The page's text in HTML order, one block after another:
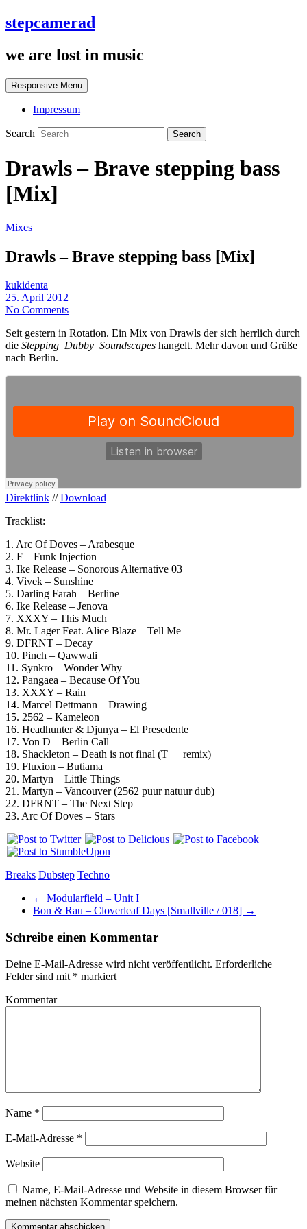
stepcamerad
we are lost in music
Responsive Menu
Impressum
Search
Drawls – Brave stepping bass
[Mix]
Mixes
Drawls – Brave stepping bass [Mix]
kukidenta
25. April 2012
No Comments
Seit gestern in Rotation. Ein Mix von Drawls der sich herrlich durch
die Stepping_Dubby_Soundscapes hangelt. Mehr davon und Grüße
nach Berlin.
Direktlink //Download
Tracklist:
1. Arc Of Doves – Arabesque
2. F – Funk Injection
3. Ike Release – Sonorous Alternative 03
4. Vivek – Sunshine
5. Darling Farah – Berline
6. Ike Release – Jenova
7. XXXY – This Much
8. Mr. Lager Feat. Alice Blaze – Tell Me
9. DFRNT – Decay
10. Pinch – Qawwali
11. Synkro – Wonder Why
12. Pangaea – Because Of You
13. XXXY – Rain
14. Marcel Dettmann – Drawing
15. 2562 – Kameleon
16. Headhunter & Djunya – El Presedente
17. Von D – Berlin Call
18. Shackleton – Death is not final (T++ remix)
19. Fluxion – Butiama
20. Martyn – Little Things
21. Martyn – Vancouver (2562 puur natuur dub)
22. DFRNT – The Next Step
23. Arc Of Doves – Stars
Breaks Dubstep Techno
← Modularfield – Unit I
Bon & Rau – Cloverleaf Days [Smallville / 018] →
Schreibe einen Kommentar
Deine E-Mail-Adresse wird nicht veröffentlicht. Erforderliche
Felder sind mit * markiert
Kommentar
Name *
E-Mail-Adresse *
Website
Name, E-Mail-Adresse und Website in diesem Browser für
meinen nächsten Kommentar speichern.